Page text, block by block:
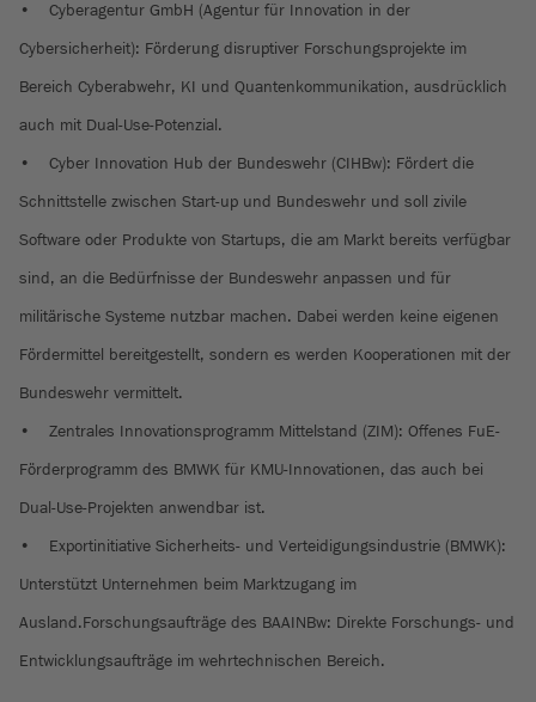
• Cyberagentur GmbH (Agentur für Innovation in der
Cybersicherheit): Förderung disruptiver Forschungsprojekte im
Bereich Cyberabwehr, KI und Quantenkommunikation, ausdrücklich
auch mit Dual-Use-Potenzial.
• Cyber Innovation Hub der Bundeswehr (CIHBw): Fördert die
Schnittstelle zwischen Start-up und Bundeswehr und soll zivile
Software oder Produkte von Startups, die am Markt bereits verfügbar
sind, an die Bedürfnisse der Bundeswehr anpassen und für
militärische Systeme nutzbar machen. Dabei werden keine eigenen
Fördermittel bereitgestellt, sondern es werden Kooperationen mit der
Bundeswehr vermittelt.
• Zentrales Innovationsprogramm Mittelstand (ZIM): Offenes FuE-
Förderprogramm des BMWK für KMU-Innovationen, das auch bei
Dual-Use-Projekten anwendbar ist.
• Exportinitiative Sicherheits- und Verteidigungsindustrie (BMWK):
Unterstützt Unternehmen beim Marktzugang im
Ausland.Forschungsaufträge des BAAINBw: Direkte Forschungs- und
Entwicklungsaufträge im wehrtechnischen Bereich.